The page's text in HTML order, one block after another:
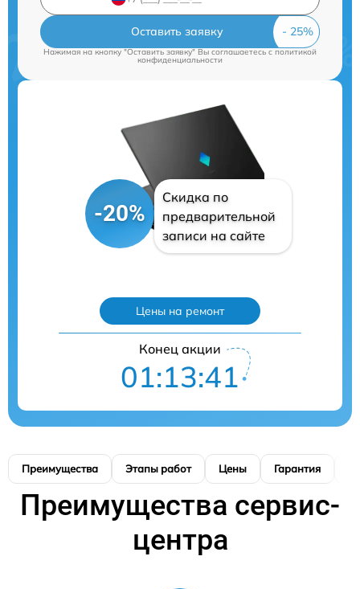
Оставить заявку
Нажимая на кнопку "Оставить заявку" Вы соглашаетесь cполитикой
конфиденциальности
-20%
Скидка по
предварительной
записи на сайте
Цены на ремонт
Конец акции
01:13:40
Преимущества Этапы работ Цены Гарантия
Преимущества сервис-
центра